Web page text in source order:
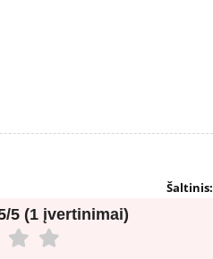
Šaltinis:
5 (1 įvertinimai)